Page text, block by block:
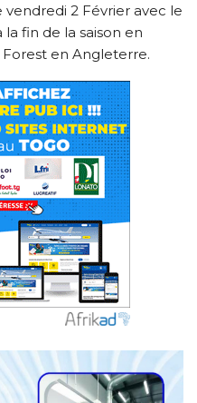
vendredi 2 Février avec le
la fin de la saison en
en Angleterre.